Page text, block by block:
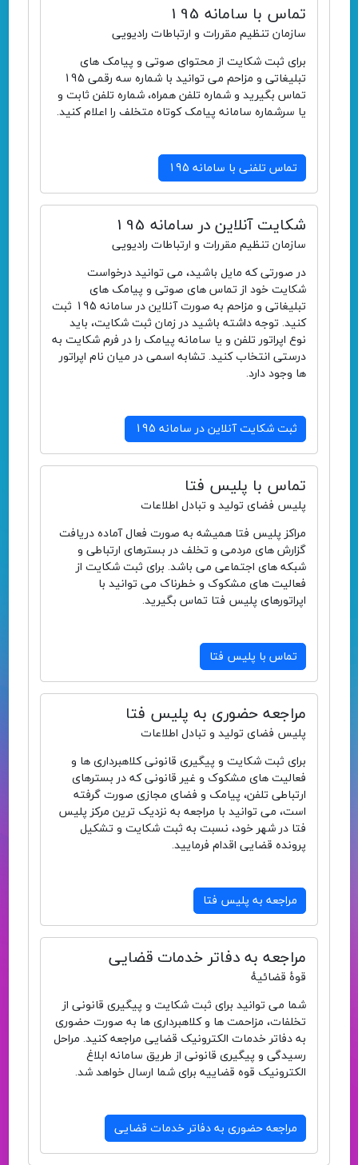
تماس با سامانه 195
سازمان تنظیم مقررات و ارتباطات رادیویی
برای ثبت شکایت از محتوای صوتی و پیامک های
تبلیغاتی و مزاحم می توانید با شماره سه رقمی 195
تماس بگیرید و شماره تلفن همراه، شماره تلفن ثابت و
یا سرشماره سامانه پیامک کوتاه متخلف را اعلام کنید.
تماس تلفنی با سامانه 195
شکایت آنلاین در سامانه 195
سازمان تنظیم مقررات و ارتباطات رادیویی
در صورتی که مایل باشید، می توانید درخواست
شکایت خود از تماس های صوتی و پیامک های
تبلیغاتی و مزاحم به صورت آنلاین در سامانه 195 ثبت
کنید. توجه داشته باشید در زمان ثبت شکایت، باید
نوع اپراتور تلفن و یا سامانه پیامک را در فرم شکایت به
درستی انتخاب کنید. تشابه اسمی در میان نام اپراتور
ها وجود دارد.
ثبت شکایت آنلاین در سامانه 195
تماس با پلیس فتا
پلیس فضای تولید و تبادل اطلاعات
مراکز پلیس فتا همیشه به صورت فعال آماده دریافت
گزارش های مردمی و تخلف در بسترهای ارتباطی و
شبکه های اجتماعی می باشد. برای ثبت شکایت از
فعالیت های مشکوک و خطرناک می توانید با
اپراتورهای پلیس فتا تماس بگیرید.
تماس با پلیس فتا
مراجعه حضوری به پلیس فتا
پلیس فضای تولید و تبادل اطلاعات
برای ثبت شکایت و پیگیری قانونی کلاهبرداری ها و
فعالیت های مشکوک و غیر قانونی که در بسترهای
ارتباطی تلفن، پیامک و فضای مجازی صورت گرفته
است، می توانید با مراجعه به نزدیک ترین مرکز پلیس
فتا در شهر خود، نسبت به ثبت شکایت و تشکیل
پرونده قضایی اقدام فرمایید.
مراجعه به پلیس فتا
مراجعه به دفاتر خدمات قضایی
قوهٔ قضائیهٔ
شما می توانید برای ثبت شکایت و پیگیری قانونی از
تخلفات، مزاحمت ها و کلاهبرداری ها به صورت حضوری
به دفاتر خدمات الکترونیک قضایی مراجعه کنید. مراحل
رسیدگی و پیگیری قانونی از طریق سامانه ابلاغ
الکترونیک قوه قضاییه برای شما ارسال خواهد شد.
مراجعه حضوری به دفاتر خدمات قضایی